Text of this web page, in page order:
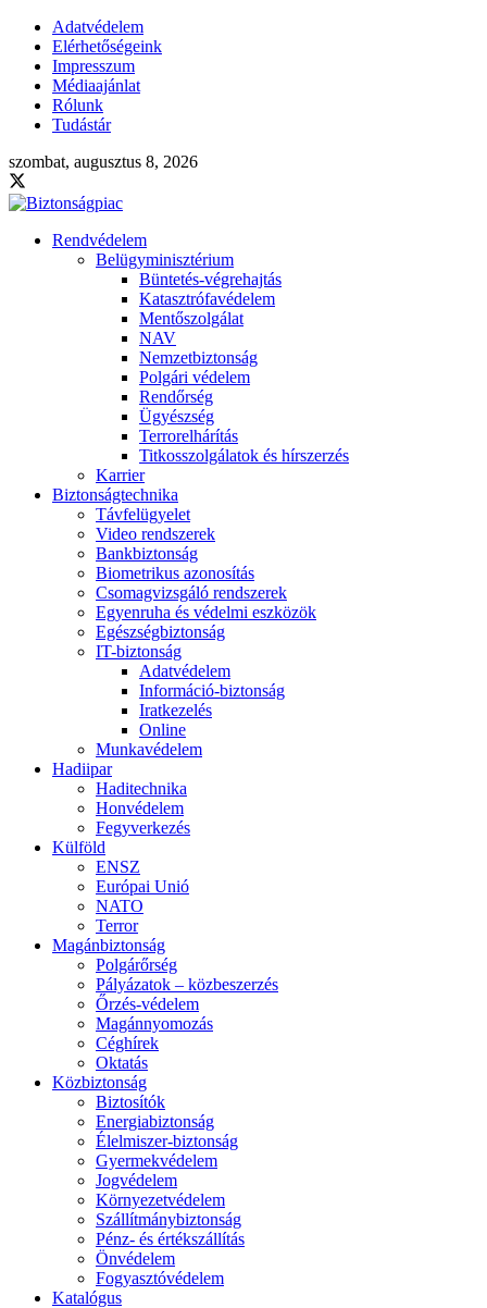
Adatvédelem
Elérhetőségeink
Impresszum
Médiaajánlat
Rólunk
Tudástár
szombat, augusztus 8, 2026
Rendvédelem
Belügyminisztérium
Büntetés-végrehajtás
Katasztrófavédelem
Mentőszolgálat
NAV
Nemzetbiztonság
Polgári védelem
Rendőrség
Ügyészség
Terrorelhárítás
Titkosszolgálatok és hírszerzés
Karrier
Biztonságtechnika
Távfelügyelet
Video rendszerek
Bankbiztonság
Biometrikus azonosítás
Csomagvizsgáló rendszerek
Egyenruha és védelmi eszközök
Egészségbiztonság
IT-biztonság
Adatvédelem
Információ-biztonság
Iratkezelés
Online
Munkavédelem
Hadiipar
Haditechnika
Honvédelem
Fegyverkezés
Külföld
ENSZ
Európai Unió
NATO
Terror
Magánbiztonság
Polgárőrség
Pályázatok – közbeszerzés
Őrzés-védelem
Magánnyomozás
Céghírek
Oktatás
Közbiztonság
Biztosítók
Energiabiztonság
Élelmiszer-biztonság
Gyermekvédelem
Jogvédelem
Környezetvédelem
Szállítmánybiztonság
Pénz- és értékszállítás
Önvédelem
Fogyasztóvédelem
Katalógus